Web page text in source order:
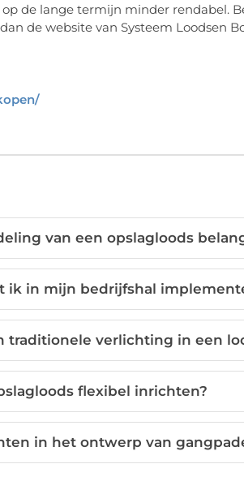
de lange termijn minder rendabel.
de website van Systeem Loodsen
van een opslagloods
ik in mijn bedrijfshal
traditionele verlichting in een
flexibel inrichten?
in het ontwerp van